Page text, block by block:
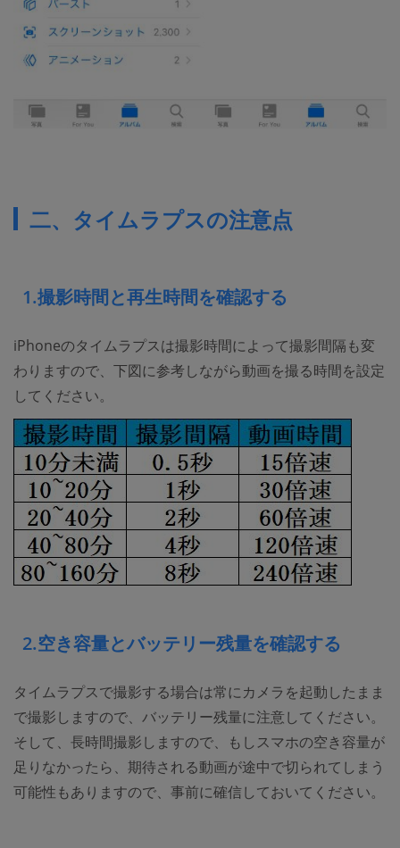
二、タイムラプスの注意点
1.撮影時間と再生時間を確認する
iPhoneのタイムラプスは撮影時間によって撮影間隔も変
わりますので、下図に参考しながら動画を撮る時間を設定
してください。
2.空き容量とバッテリー残量を確認する
タイムラプスで撮影する場合は常にカメラを起動したまま
で撮影しますので、バッテリー残量に注意してください。
そして、長時間撮影しますので、もしスマホの空き容量が
足りなかったら、期待される動画が途中で切られてしまう
可能性もありますので、事前に確信しておいてください。